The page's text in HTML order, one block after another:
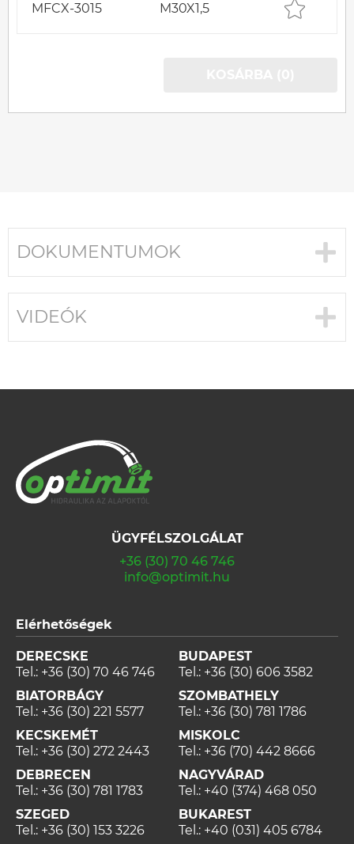
MFCX-3015 M30X1,5
DOKUMENTUMOK
VIDEÓK
ÜGYFÉLSZOLGÁLAT
+36 (30) 70 46 746
info@optimit.hu
Elérhetőségek
DERECSKE
Tel.: +36 (30) 70 46 746
BIATORBÁGY
Tel.: +36 (30) 221 5577
KECSKEMÉT
Tel.: +36 (30) 272 2443
DEBRECEN
Tel.: +36 (30) 781 1783
SZEGED
Tel.: +36 (30) 153 3226
BUDAPEST
Tel.: +36 (30) 606 3582
SZOMBATHELY
Tel.: +36 (30) 781 1786
MISKOLC
Tel.: +36 (70) 442 8666
NAGYVÁRAD
Tel.: +40 (374) 468 050
BUKAREST
Tel.: +40 (031) 405 6784